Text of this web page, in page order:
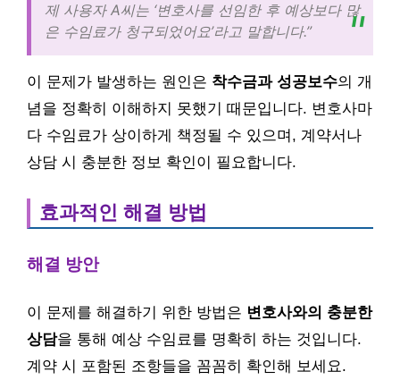
제 사용자 A씨는 ‘변호사를 선임한 후 예상보다 많
은 수임료가 청구되었어요’라고 말합니다.”
이 문제가 발생하는 원인은 착수금과 성공보수의 개
념을 정확히 이해하지 못했기 때문입니다. 변호사마
다 수임료가 상이하게 책정될 수 있으며, 계약서나
상담 시 충분한 정보 확인이 필요합니다.
효과적인 해결 방법
해결 방안
이 문제를 해결하기 위한 방법은 변호사와의 충분한
상담을 통해 예상 수임료를 명확히 하는 것입니다.
계약 시 포함된 조항들을 꼼꼼히 확인해 보세요.